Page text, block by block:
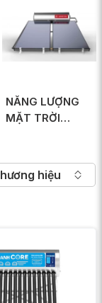
NĂNG LƯỢNG
MẶT TRỜI
hiệu